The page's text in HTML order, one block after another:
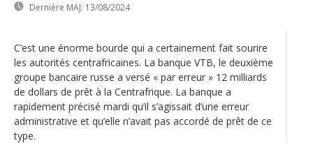
Dernière MAJ: 13/08/2024
C’est une énorme bourde qui a certainement fait sourire
les autorités centrafricaines. La banque VTB, le deuxième
groupe bancaire russe a versé « par erreur » 12 milliards
de dollars de prêt à la Centrafrique. La banque a
rapidement précisé mardi qu’il s’agissait d’une erreur
administrative et qu’elle n’avait pas accordé de prêt de ce
type.